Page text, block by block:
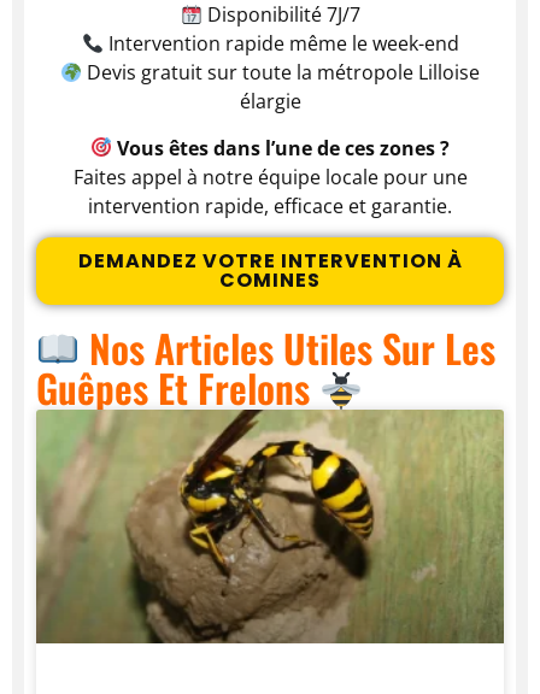
Disponibilité 7J/7
Intervention rapide même le week-end
Devis gratuit sur toute la métropole Lilloise
élargie
Vous êtes dans l’une de ces zones ?
Faites appel à notre équipe locale pour une
intervention rapide, efficace et garantie.
DEMANDEZ VOTRE INTERVENTION À
COMINES
Nos Articles Utiles Sur Les
Guêpes Et Frelons